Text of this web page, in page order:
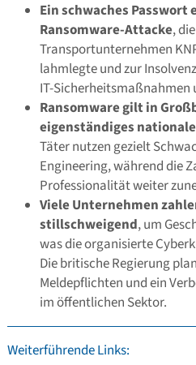
Ein schwaches
Ransomware-Attacke,
Transportunternehmen
lahmlegte und zur
IT-Sicherheitsmaßnahmen
Ransomware gilt in
eigenständiges
Täter nutzen gezielt
Engineering, während die
Professionalität weiter
Viele Unternehmen
stillschweigend, um
was die organisierte
Die britische Regierung
Meldepflichten und ein
im öffentlichen Sektor.
Weiterführende Links: